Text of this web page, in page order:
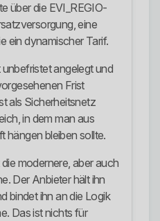
über die EVI_REGIO-
eine
ein dynamischer Tarif.
angelegt und
Frist
als Sicherheitsnetz
in dem man aus
hängen bleiben sollte.
modernere, aber auch
Der Anbieter hält ihn
bindet ihn an die Logik
Das ist nichts für